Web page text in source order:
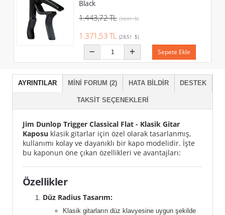
Black
1.443,72 TL (30,01 $)
1.371,53 TL (28,51 $)
Sepete Ekle
AYRINTILAR MINI FORUM (2) HATA BILDIR DESTEK
TAKSIT SEÇENEKLERI
Jim Dunlop Trigger Classical Flat - Klasik Gitar
Kaposu klasik gitarlar için özel olarak tasarlanmış,
kullanımı kolay ve dayanıklı bir kapo modelidir. İşte
bu kaponun öne çıkan özellikleri ve avantajları:
Özellikler
Düz Radius Tasarım:
Klasik gitarların düz klavyesine uygun şekilde